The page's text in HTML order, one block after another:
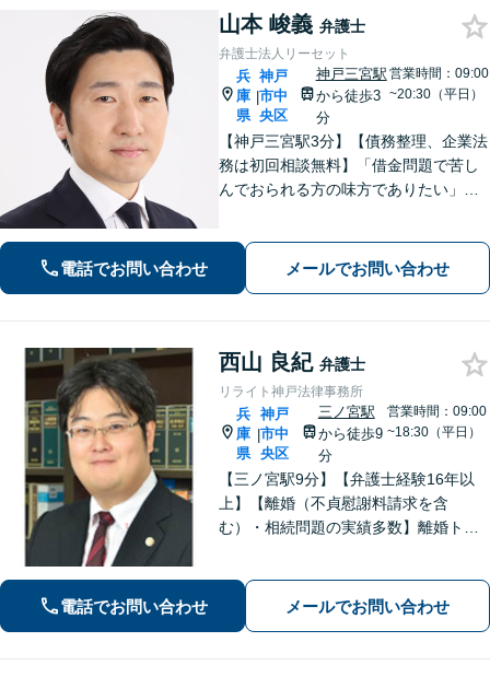
山本 峻義 弁護士
弁護士法人リーセット
兵
庫
県
|
神戸
市中
央区
神戸三宮駅
から徒歩3
分
営業時間：09:00
~20:30（平日）
【神戸三宮駅3分】【債務整理、企業法
務は初回相談無料】「借金問題で苦し
んでおられる方の味方でありたい」
EやChatworkなどに対応」
電話でお問い合わせ メールでお問い合わせ
西山 良紀 弁護士
リライト神戸法律事務所
兵
庫
県
|
神戸
市中
央区
三ノ宮駅
から徒歩9
分
営業時間：09:00
~18:30（平日）
【三ノ宮駅9分】【弁護士経験16年以
上】【離婚（不貞慰謝料請求を含
む）・相続問題の実績多数】離婚トラ
く、依頼者が有利な条件で解決できる
対処法をご提案します。【初回相談無
電話でお問い合わせ メールでお問い合わせ